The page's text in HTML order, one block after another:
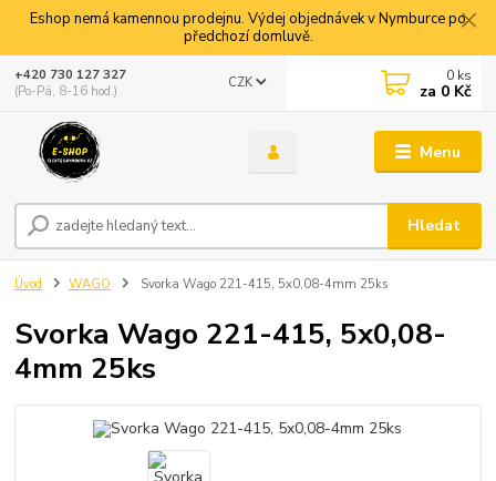
Eshop nemá kamennou prodejnu. Výdej objednávek v Nymburce po
předchozí domluvě.
Menu
CZK
Hledat
+420 730 127 327
(Po-Pá, 8-16 hod.)
0 ks
za 0 Kč
Úvod WAGO Svorka Wago 221-415, 5x0,08-4mm 25ks
Svorka Wago 221-415, 5x0,08-
4mm 25ks